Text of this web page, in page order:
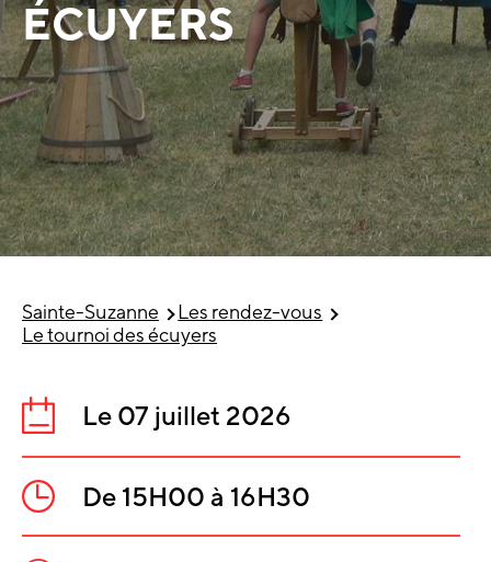
Sainte-Suzanne
Les rendez-vous
Le tournoi des écuyers
ÉCUYERS
Date
:
Le 07 juillet 2026
Heure
:
De 15H00 à 16H30